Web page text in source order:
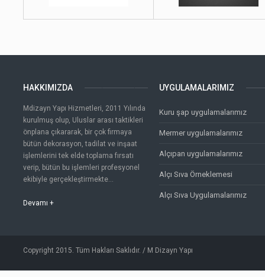
HAKKIMIZDA
Mdizayn Yapı Hizmetleri, 2011 Yılında
kurulmuş olup, Uluslar arası taktikleri
önplana çıkararak, bir çok firmaya
bütün dekorasyon, tadilat ve inşaat
işlemlerini tek elde toplama fırsatı
verip, bütün bu işlemleri profesyonel
ekibiyle gerçekleştirmekte...
Devamı +
UYGULAMALARIMIZ
Kuru şap uygulamalarımız
Mermer uygulamalarımız
Alçıpan uygulamalarımız
Alçı Sıva Örneklemesi
Alçı Sıva Uygulamalarımız
Copyright 2015. Tüm Hakları Saklıdır. / M Dizayn Yapı